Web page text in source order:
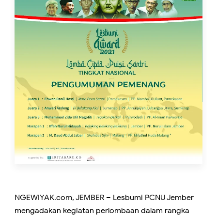
NGEWIYAK.com, JEMBER – Lesbumi PCNU Jember
mengadakan kegiatan perlombaan dalam rangka